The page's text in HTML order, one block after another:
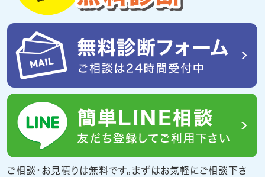
ご相談・お見積りは無料です。まずはお気軽にご相談下さ